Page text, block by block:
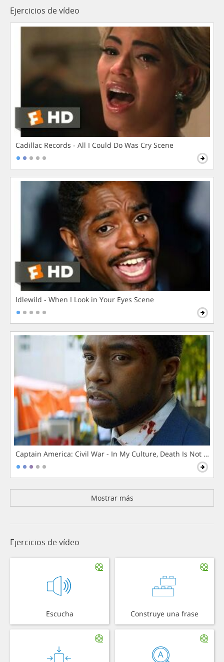
Ejercicios de vídeo
Cadillac Records - All I Could Do Was Cry Scene
Idlewild - When I Look in Your Eyes Scene
Captain America: Civil War - In My Culture, Death Is Not The
Mostrar más
Ejercicios de vídeo
Escucha Construye una frase